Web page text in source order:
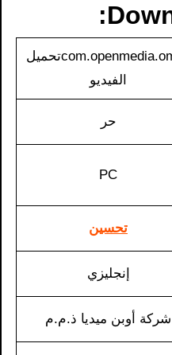
com.openmedia.om4kتحميل
الفيديو
حر
PC
تحسين
إنجليزي
شركة أوبن ميديا ​​ذ.م.م